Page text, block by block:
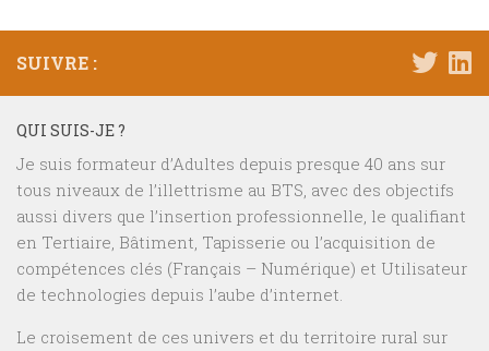
SUIVRE :
QUI SUIS-JE ?
Je suis formateur d’Adultes depuis presque 40 ans sur
tous niveaux de l’illettrisme au BTS, avec des objectifs
aussi divers que l’insertion professionnelle, le qualifiant
en Tertiaire, Bâtiment, Tapisserie ou l’acquisition de
compétences clés (Français – Numérique) et Utilisateur
de technologies depuis l’aube d’internet.
Le croisement de ces univers et du territoire rural sur